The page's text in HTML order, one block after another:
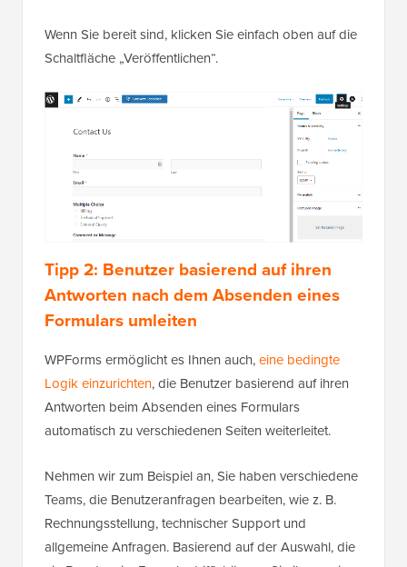
Wenn Sie bereit sind, klicken Sie einfach oben auf die
Schaltfläche „Veröffentlichen“.
Tipp 2: Benutzer basierend auf ihren
Antworten nach dem Absenden eines
Formulars umleiten
WPForms ermöglicht es Ihnen auch,eine bedingte
Logik einzurichten, die Benutzer basierend auf ihren
Antworten beim Absenden eines Formulars
automatisch zu verschiedenen Seiten weiterleitet.
Nehmen wir zum Beispiel an, Sie haben verschiedene
Teams, die Benutzeranfragen bearbeiten, wie z. B.
Rechnungsstellung, technischer Support und
allgemeine Anfragen. Basierend auf der Auswahl, die